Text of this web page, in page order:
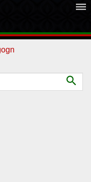
dehaze
search